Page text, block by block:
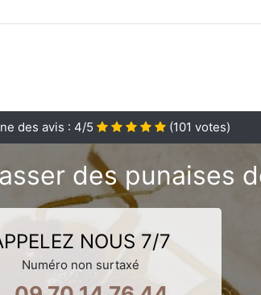
des avis : 4/5 (101 votes)
des punaises
NOUS 7/7
Numéro non surtaxé